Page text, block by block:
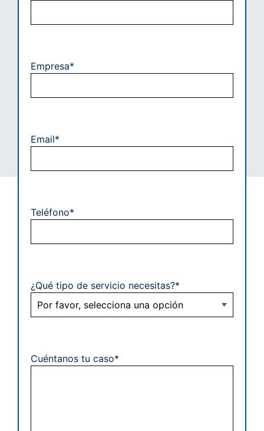
Empresa*
Email*
Teléfono*
¿Qué tipo de servicio necesitas?*
Cuéntanos tu caso*